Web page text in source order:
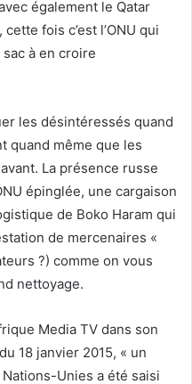
également le Qatar
fois c’est l’ONU qui
à en croire
les désintéressés quand
quand même que les
La présence russe
épinglée, une cargaison
de Boko Haram qui
de mercenaires «
?) comme on vous
nettoyage.
Media TV dans son
18 janvier 2015, « un
Unies a été saisi